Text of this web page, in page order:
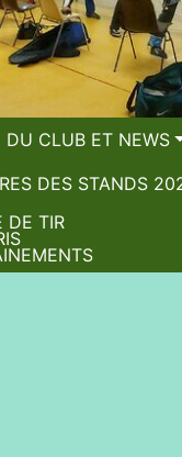
DU CLUB ET NEWS
DES STANDS
DE TIR